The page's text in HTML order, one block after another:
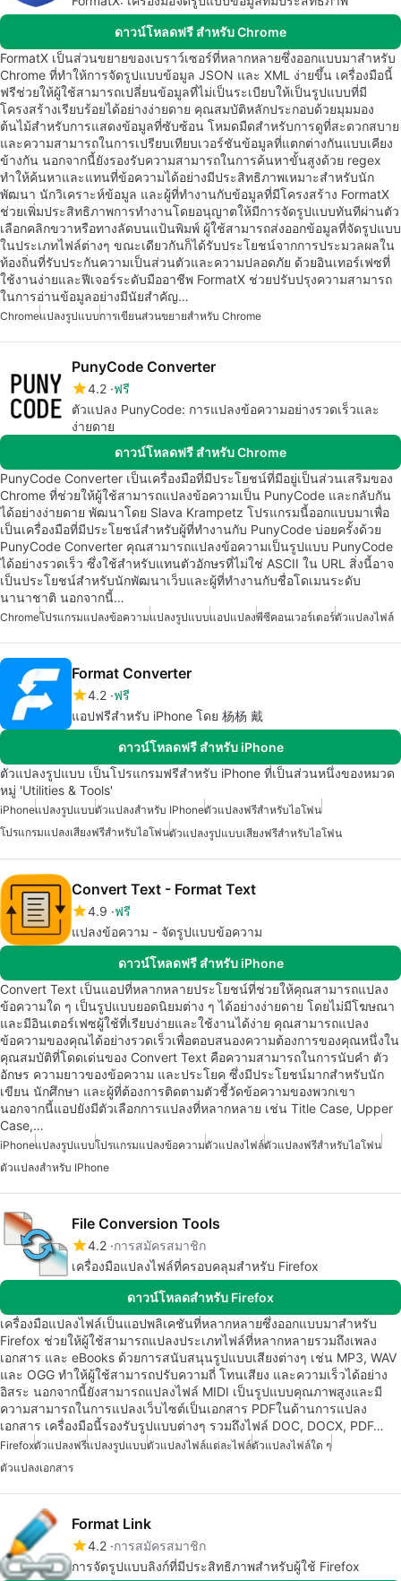
ดาวน์โหลดฟรี สำหรับ Chrome
FormatX เป็นส่วนขยายของเบราว์เซอร์ที่หลากหลายซึ่งออกแบบมาสำหรับ
Chrome ที่ทำให้การจัดรูปแบบข้อมูล JSON และ XML ง่ายขึ้น เครื่องมือนี้
ฟรีช่วยให้ผู้ใช้สามารถเปลี่ยนข้อมูลที่ไม่เป็นระเบียบให้เป็นรูปแบบที่มี
โครงสร้างเรียบร้อยได้อย่างง่ายดาย คุณสมบัติหลักประกอบด้วยมุมมอง
ต้นไม้สำหรับการแสดงข้อมูลที่ซับซ้อน โหมดมืดสำหรับการดูที่สะดวกสบาย
และความสามารถในการเปรียบเทียบเวอร์ชันข้อมูลที่แตกต่างกันแบบเคียง
ข้างกัน นอกจากนี้ยังรองรับความสามารถในการค้นหาขั้นสูงด้วย regex
ทำให้ค้นหาและแทนที่ข้อความได้อย่างมีประสิทธิภาพเหมาะสำหรับนัก
พัฒนา นักวิเคราะห์ข้อมูล และผู้ที่ทำงานกับข้อมูลที่มีโครงสร้าง FormatX
ช่วยเพิ่มประสิทธิภาพการทำงานโดยอนุญาตให้มีการจัดรูปแบบทันทีผ่านตัว
เลือกคลิกขวาหรือทางลัดบนแป้นพิมพ์ ผู้ใช้สามารถส่งออกข้อมูลที่จัดรูปแบบ
ในประเภทไฟล์ต่างๆ ขณะเดียวกันก็ได้รับประโยชน์จากการประมวลผลใน
ท้องถิ่นที่รับประกันความเป็นส่วนตัวและความปลอดภัย ด้วยอินเทอร์เฟซที่
ใช้งานง่ายและฟีเจอร์ระดับมืออาชีพ FormatX ช่วยปรับปรุงความสามารถ
ในการอ่านข้อมูลอย่างมีนัยสำคัญ…
Chromeแปลงรูปแบบการเขียนส่วนขยายสำหรับ Chrome
PunyCode Converter
4.2 ฟรี
ตัวแปลง PunyCode: การแปลงข้อความอย่างรวดเร็วและ
ง่ายดาย
ดาวน์โหลดฟรี สำหรับ Chrome
PunyCode Converter เป็นเครื่องมือที่มีประโยชน์ที่มีอยู่เป็นส่วนเสริมของ
Chrome ที่ช่วยให้ผู้ใช้สามารถแปลงข้อความเป็น PunyCode และกลับกัน
ได้อย่างง่ายดาย พัฒนาโดย Slava Krampetz โปรแกรมนี้ออกแบบมาเพื่อ
เป็นเครื่องมือที่มีประโยชน์สำหรับผู้ที่ทำงานกับ PunyCode บ่อยครั้งด้วย
PunyCode Converter คุณสามารถแปลงข้อความเป็นรูปแบบ PunyCode
ได้อย่างรวดเร็ว ซึ่งใช้สำหรับแทนตัวอักษรที่ไม่ใช่ ASCII ใน URL สิ่งนี้อาจ
เป็นประโยชน์สำหรับนักพัฒนาเว็บและผู้ที่ทำงานกับชื่อโดเมนระดับ
นานาชาติ นอกจากนี้…
Chromeโปรแกรมแปลงข้อความแปลงรูปแบบแอปแปลงพีซีคอนเวอร์เตอร์ตัวแปลงไฟล์
Format Converter
4.2 ฟรี
แอปฟรีสำหรับ iPhone โดย 杨杨 戴
ดาวน์โหลดฟรี สำหรับ iPhone
ตัวแปลงรูปแบบ เป็นโปรแกรมฟรีสำหรับ iPhone ที่เป็นส่วนหนึ่งของหมวด
หมู่ 'Utilities & Tools'
iPhoneแปลงรูปแบบตัวแปลงสำหรับ IPhoneตัวแปลงฟรีสำหรับไอโฟน
โปรแกรมแปลงเสียงฟรีสำหรับไอโฟนตัวแปลงรูปแบบเสียงฟรีสำหรับไอโฟน
Convert Text - Format Text
4.9 ฟรี
แปลงข้อความ - จัดรูปแบบข้อความ
ดาวน์โหลดฟรี สำหรับ iPhone
Convert Text เป็นแอปที่หลากหลายประโยชน์ที่ช่วยให้คุณสามารถแปลง
ข้อความใด ๆ เป็นรูปแบบยอดนิยมต่าง ๆ ได้อย่างง่ายดาย โดยไม่มีโฆษณา
และมีอินเตอร์เฟซผู้ใช้ที่เรียบง่ายและใช้งานได้ง่าย คุณสามารถแปลง
ข้อความของคุณได้อย่างรวดเร็วเพื่อตอบสนองความต้องการของคุณหนึ่งใน
คุณสมบัติที่โดดเด่นของ Convert Text คือความสามารถในการนับคำ ตัว
อักษร ความยาวของข้อความ และประโยค ซึ่งมีประโยชน์มากสำหรับนัก
เขียน นักศึกษา และผู้ที่ต้องการติดตามตัวชี้วัดข้อความของพวกเขา
นอกจากนี้แอปยังมีตัวเลือกการแปลงที่หลากหลาย เช่น Title Case, Upper
Case,…
iPhoneแปลงรูปแบบโปรแกรมแปลงข้อความตัวแปลงไฟล์ตัวแปลงฟรีสำหรับไอโฟน
ตัวแปลงสำหรับ IPhone
File Conversion Tools
4.2 การสมัครสมาชิก
เครื่องมือแปลงไฟล์ที่ครอบคลุมสำหรับ Firefox
ดาวน์โหลดสำหรับ Firefox
เครื่องมือแปลงไฟล์เป็นแอปพลิเคชันที่หลากหลายซึ่งออกแบบมาสำหรับ
Firefox ช่วยให้ผู้ใช้สามารถแปลงประเภทไฟล์ที่หลากหลายรวมถึงเพลง
เอกสาร และ eBooks ด้วยการสนับสนุนรูปแบบเสียงต่างๆ เช่น MP3, WAV
และ OGG ทำให้ผู้ใช้สามารถปรับความถี่ โทนเสียง และความเร็วได้อย่าง
อิสระ นอกจากนี้ยังสามารถแปลงไฟล์ MIDI เป็นรูปแบบคุณภาพสูงและมี
ความสามารถในการแปลงเว็บไซต์เป็นเอกสาร PDFในด้านการแปลง
เอกสาร เครื่องมือนี้รองรับรูปแบบต่างๆ รวมถึงไฟล์ DOC, DOCX, PDF…
Firefoxตัวแปลงฟรีแปลงรูปแบบตัวแปลงไฟล์แต่ละไฟล์ตัวแปลงไฟล์ใด ๆ
ตัวแปลงเอกสาร
Format Link
4.2 การสมัครสมาชิก
การจัดรูปแบบลิงก์ที่มีประสิทธิภาพสำหรับผู้ใช้ Firefox